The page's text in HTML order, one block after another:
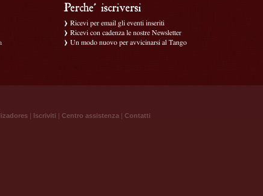
Ricevi per email gli eventi inseriti
Ricevi con cadenza le nostre Newsletter
Un modo nuovo per avvicinarsi al Tango
| Iscriviti | Centro assistenza | Contatti